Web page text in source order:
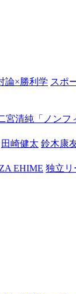
論×勝利学 スポ
宮清純「ノンフ
田崎健太 鈴木康
EHIME 独立リ